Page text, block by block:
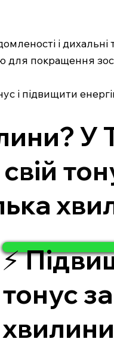
і
для покращення
і підвищити
У
⚡
тонус
хвилини